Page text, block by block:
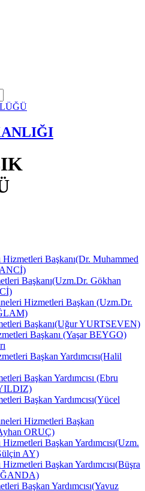
Hizmetleri Başkanı(Dr. Muhammed
Başkanı(Uzm.Dr. Gökhan
Hizmetleri Başkan (Uzm.Dr.
Başkanı(Uğur YURTSEVEN)
Başkanı (Yaşar BEYGO)
Başkan Yardımcısı(Halil
Başkan Yardımcısı (Ebru
Başkan Yardımcısı(Yücel
Hizmetleri Başkan
ORUÇ)
Hizmetleri Başkan Yardımcısı(Uzm.
AY)
Hizmetleri Başkan Yardımcısı(Büşra
Başkan Yardımcısı(Yavuz